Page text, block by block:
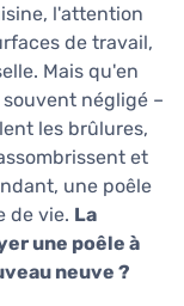
l'attention
de travail,
Mais qu'en
négligé –
les brûlures,
et
une poêle
de vie. La
une poêle à
neuve ?